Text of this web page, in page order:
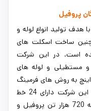
پروفیل
تهران شرق در سال 1380 و با هدف تولید انواع لوله و
ساخت اسکلت های
است. در این شرکت
و مستطیلی و لوله های
صنعتی و ساختمانی از ضخامت نیم تا 16 اینچ به روش های فرمینگ
گرم و جوشکاری القایی تولید می شوند. این شرکت دارای 24 خط
تولید فعال بوده که ظرفیت تولید سالانه 720 هزار تن پروفیل و